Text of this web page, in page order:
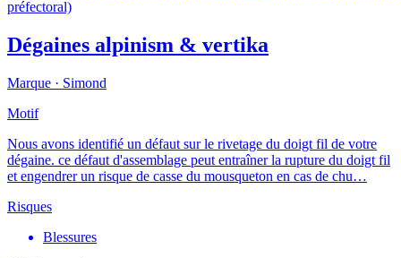
préfectoral)
Dégaines alpinism & vertika
Marque · Simond
Motif
Nous avons identifié un défaut sur le rivetage du doigt fil de votre
dégaine. ce défaut d'assemblage peut entraîner la rupture du doigt fil
et engendrer un risque de casse du mousqueton en cas de chu…
Risques
Blessures